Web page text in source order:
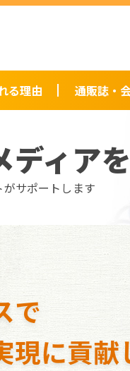
る理由 通販誌・
ディア
サポートします
で
現に貢献